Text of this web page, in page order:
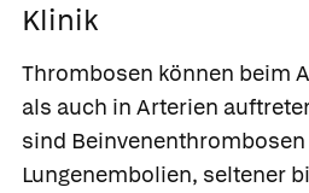
Klinik
Thrombosen können beim
als auch in Arterien
sind
Lungenembolien, seltener